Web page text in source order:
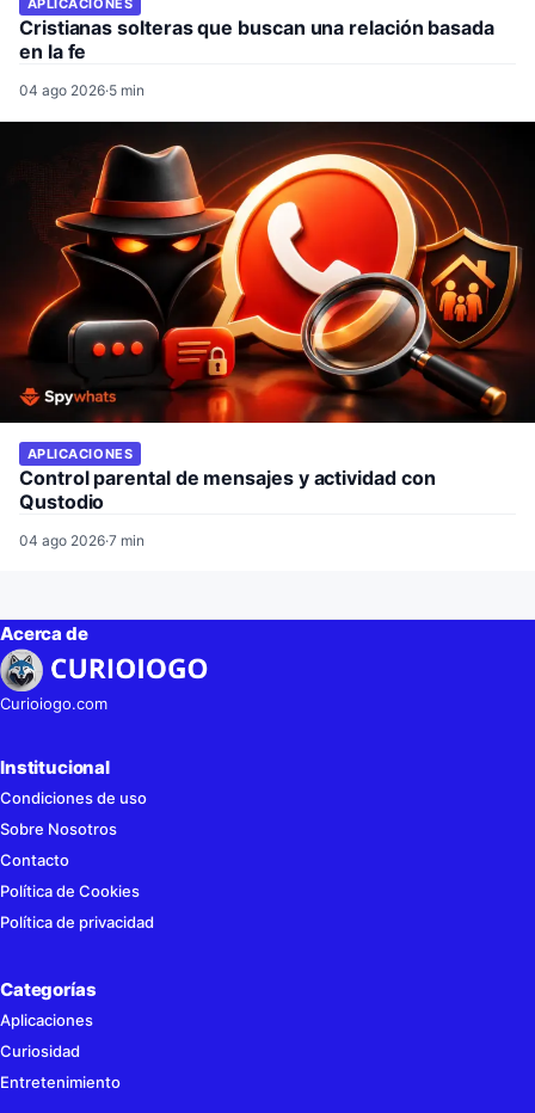
APLICACIONES
Cristianas solteras que buscan una relación basada
en la fe
04 ago 2026·5 min
APLICACIONES
Control parental de mensajes y actividad con
Qustodio
04 ago 2026·7 min
Acerca de
Curioiogo.com
Institucional
Condiciones de uso
Sobre Nosotros
Contacto
Política de Cookies
Política de privacidad
Categorías
Aplicaciones
Curiosidad
Entretenimiento